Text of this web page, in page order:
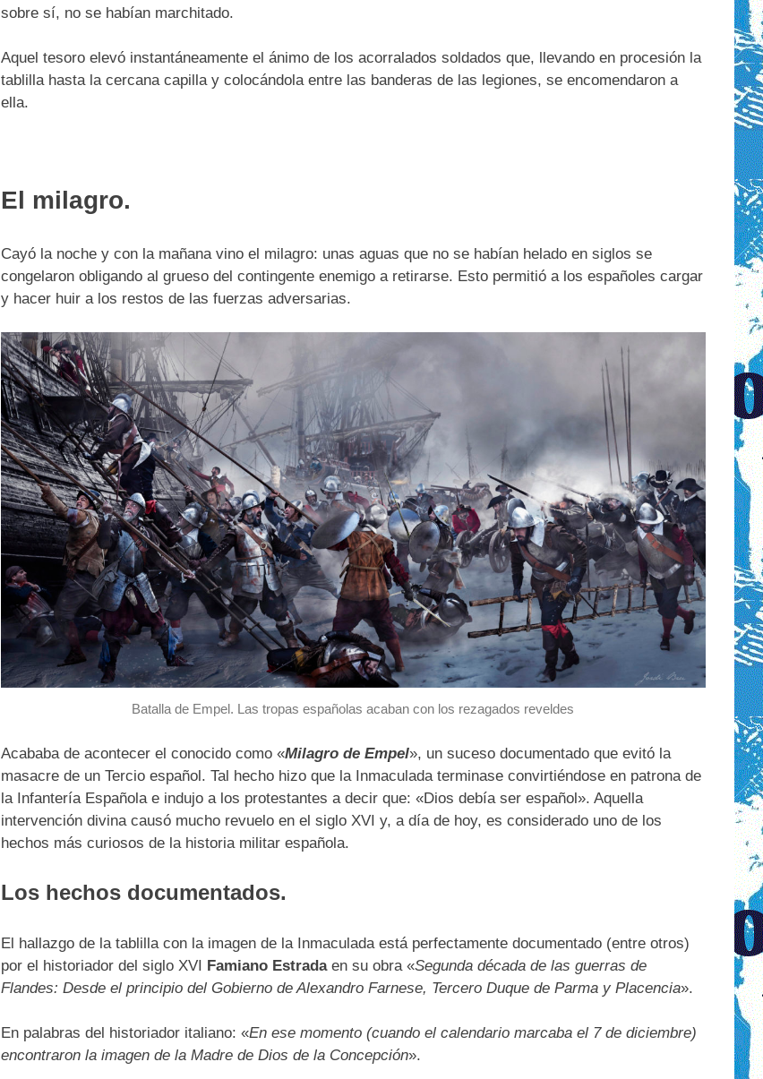
sobre sí, no se habían marchitado.
Aquel tesoro elevó instantáneamente el ánimo de los acorralados soldados que, llevando en procesión la
tablilla hasta la cercana capilla y colocándola entre las banderas de las legiones, se encomendaron a
ella.
El milagro.
Cayó la noche y con la mañana vino el milagro: unas aguas que no se habían helado en siglos se
congelaron obligando al grueso del contingente enemigo a retirarse. Esto permitió a los españoles cargar
y hacer huir a los restos de las fuerzas adversarias.
Batalla de Empel. Las tropas españolas acaban con los rezagados reveldes
Acababa de acontecer el conocido como «Milagro de Empel», un suceso documentado que evitó la
masacre de un Tercio español. Tal hecho hizo que la Inmaculada terminase convirtiéndose en patrona de
la Infantería Española e indujo a los protestantes a decir que: «Dios debía ser español». Aquella
intervención divina causó mucho revuelo en el siglo XVI y, a día de hoy, es considerado uno de los
hechos más curiosos de la historia militar española.
Los hechos documentados.
El hallazgo de la tablilla con la imagen de la Inmaculada está perfectamente documentado (entre otros)
por el historiador del siglo XVI Famiano Estradaen su obra «Segunda década de las guerras de
Flandes: Desde el principio del Gobierno de Alexandro Farnese, Tercero Duque de Parma y Placencia».
En palabras del historiador italiano: «En ese momento (cuando el calendario marcaba el 7 de diciembre)
encontraron la imagen de la Madre de Dios de la Concepción».